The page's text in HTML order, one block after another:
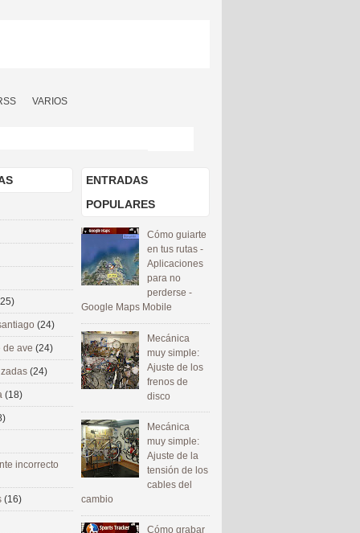
VARIOS
ENTRADAS
POPULARES
Cómo guiarte
en tus rutas -
Aplicaciones
para no
perderse -
Google Maps Mobile
Mecánica
muy simple:
Ajuste de los
frenos de
disco
Mecánica
muy simple:
Ajuste de la
tensión de los
cables del
cambio
Cómo grabar
(24)
de ave (24)
(24)
(18)
incorrecto
(16)